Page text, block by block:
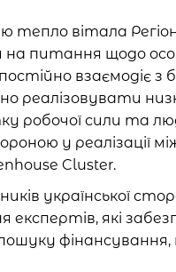
вітала
на питання щодо
взаємодіє з
реалізовувати
робочої сили та
у реалізації
Cluster.
української
експертів, які